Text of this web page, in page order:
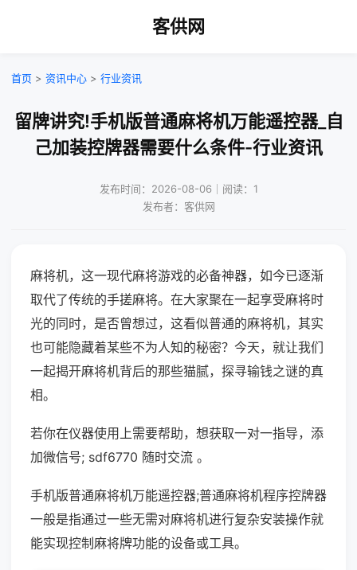
客供网
首页 > 资讯中心 > 行业资讯
留牌讲究!手机版普通麻将机万能遥控器_自
己加装控牌器需要什么条件-行业资讯
发布时间：2026-08-06｜阅读：1
发布者：客供网
麻将机，这一现代麻将游戏的必备神器，如今已逐渐
取代了传统的手搓麻将。在大家聚在一起享受麻将时
光的同时，是否曾想过，这看似普通的麻将机，其实
也可能隐藏着某些不为人知的秘密？今天，就让我们
一起揭开麻将机背后的那些猫腻，探寻输钱之谜的真
相。
若你在仪器使用上需要帮助，想获取一对一指导，添
加微信号; sdf6770 随时交流 。
手机版普通麻将机万能遥控器;普通麻将机程序控牌器
一般是指通过一些无需对麻将机进行复杂安装操作就
能实现控制麻将牌功能的设备或工具。